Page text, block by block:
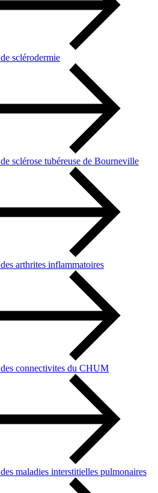
sclérodermie
sclérose tubéreuse de Bourneville
arthrites inflammatoires
connectivites du CHUM
maladies interstitielles pulmonaires